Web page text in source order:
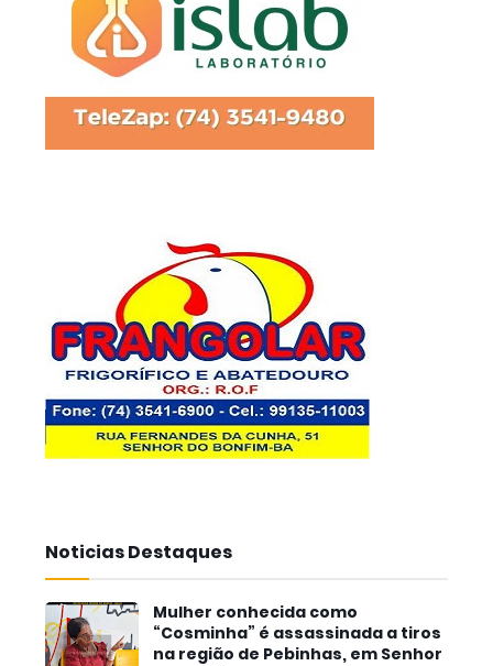
Noticias Destaques
Mulher conhecida como
“Cosminha” é assassinada a tiros
na região de Pebinhas, em Senhor